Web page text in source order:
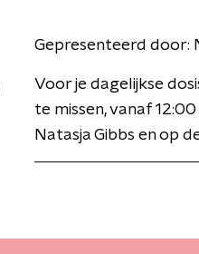
Gepresenteerd door:
Voor je dagelijkse
te missen, vanaf
Natasja Gibbs en op